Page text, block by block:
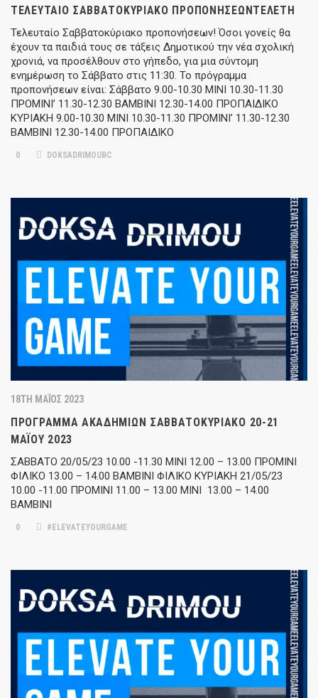
ΤΕΛΕΥΤΑΊΟ ΣΑΒΒΑΤΟΚΎΡΙΑΚΟ ΠΡΟΠΟΝΉΣΕΩΝΤΕΛΕΤΉ
Τελευταίο Σαββατοκύριακο προπονήσεων! Όσοι γονείς θα
έχουν τα παιδιά τους σε τάξεις Δημοτικού την νέα σχολική
χρονιά, να προσέλθουν στο γήπεδο, για μια σύντομη
ενημέρωση το Σάββατο στις 11:30. Το πρόγραμμα
προπονήσεων είναι: Σάββατο 9.00-10.30 ΜΙΝΙ 10.30-11.30
ΠΡΟΜΙΝΙ’ 11.30-12.30 ΒΑΜΒΙΝΙ 12.30-14.00 ΠΡΟΠΑΙΔΙΚΟ
ΚΥΡΙΑΚΗ 9.00-10.30 ΜΙΝΙ 10.30-11.30 ΠΡΟΜΙΝΙ’ 11.30-12.30
ΒΑΜΒΙΝΙ 12.30-14.00 ΠΡΟΠΑΙΔΙΚΟ
0 DOKSADRIMOUBC
18TH ΜΆΙΟΣ 2023
ΠΡΌΓΡΑΜΜΑ ΑΚΑΔΗΜΙΏΝ ΣΑΒΒΑΤΟΚΎΡΙΑΚΟ 20-21
ΜΑΪ́ΟΥ 2023
ΣΑΒΒΑΤΟ 20/05/23 10.00 -11.30 ΜΙΝΙ 12.00 – 13.00 ΠΡΟΜΙΝΙ
ΦΙΛΙΚΟ 13.00 – 14.00 ΒΑΜΒΙΝΙ ΦΙΛΙΚΟ ΚΥΡΙΑΚΗ 21/05/23
10.00 -11.00 ΠΡΟΜΙΝΙ 11.00 – 13.00 ΜΙΝΙ 13.00 – 14.00
ΒΑΜΒΙΝΙ
0 #ELEVATEYOURGAME